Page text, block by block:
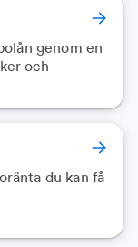
genom en
och
du kan få